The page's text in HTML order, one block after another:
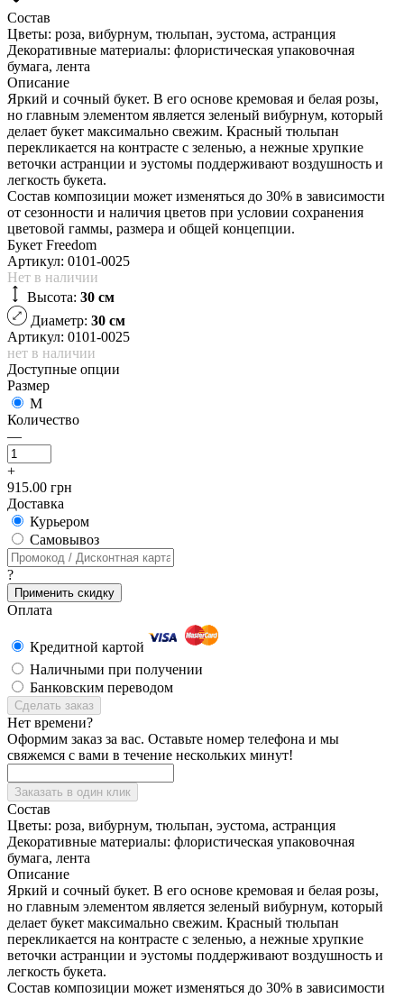
Состав
Цветы: роза, вибурнум, тюльпан, эустома, астранция
Декоративные материалы: флористическая упаковочная
бумага, лента
Описание
Яркий и сочный букет. В его основе кремовая и белая розы,
но главным элементом является зеленый вибурнум, который
делает букет максимально свежим. Красный тюльпан
перекликается на контрасте с зеленью, а нежные хрупкие
веточки астранции и эустомы поддерживают воздушность и
легкость букета.
Состав композиции может изменяться до 30% в зависимости
от сезонности и наличия цветов при условии сохранения
цветовой гаммы, размера и общей концепции.
Букет Freedom
Артикул: 0101-0025
Нет в наличии
Высота: 30 см
Диаметр: 30 см
Артикул: 0101-0025
нет в наличии
Доступные опции
Размер
M
Количество
—
+
915.00 грн
Доставка
Курьером
Cамовывоз
?
Применить скидку
Оплата
Кредитной картой
Наличными при получении
Банковским переводом
Сделать заказ
Нет времени?
Оформим заказ за вас. Оставьте номер телефона и мы
свяжемся с вами в течение нескольких минут!
Заказать в один клик
Состав
Цветы: роза, вибурнум, тюльпан, эустома, астранция
Декоративные материалы: флористическая упаковочная
бумага, лента
Описание
Яркий и сочный букет. В его основе кремовая и белая розы,
но главным элементом является зеленый вибурнум, который
делает букет максимально свежим. Красный тюльпан
перекликается на контрасте с зеленью, а нежные хрупкие
веточки астранции и эустомы поддерживают воздушность и
легкость букета.
Состав композиции может изменяться до 30% в зависимости